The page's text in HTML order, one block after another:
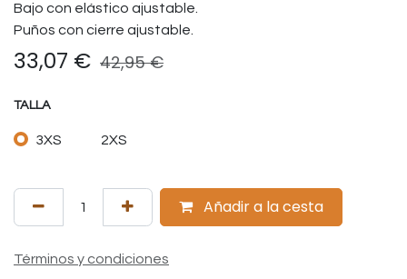
Bajo con elástico ajustable.
Puños con cierre ajustable.
33,07 € 42,95€
TALLA
3XS 2XS
Añadir a la cesta
Términos y condiciones